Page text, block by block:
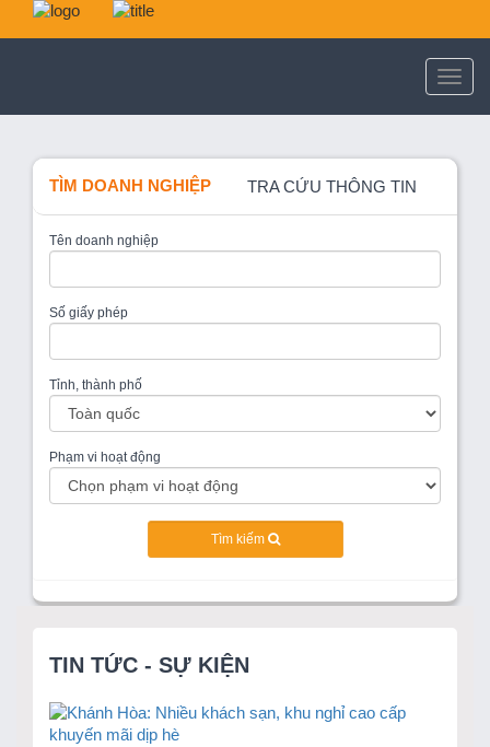
TÌM DOANH NGHIỆP TRA CỨU THÔNG TIN
Tên doanh nghiệp
Số giấy phép
Tỉnh, thành phố
Phạm vi hoạt động
Tìm kiếm
TIN TỨC - SỰ KIỆN